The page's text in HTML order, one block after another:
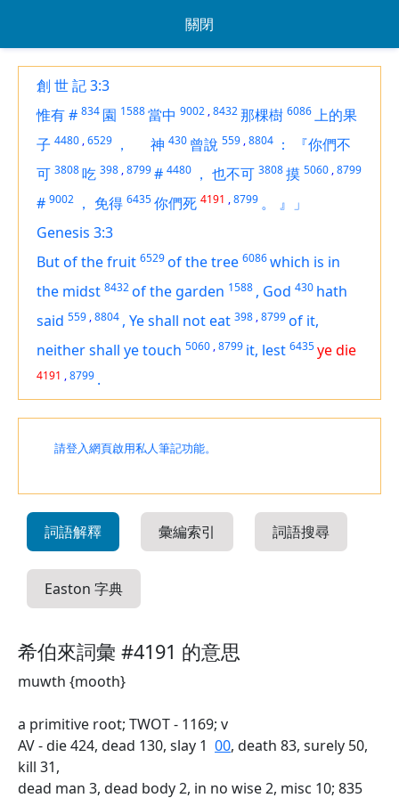
關閉
創 世 記 3:3
惟有# 834 園 1588當中 9002 ,8432那棵樹 6086上的果
子 4480 ,6529 ， 神 430 曾說 559 ,8804 ：
『你們不
可 3808吃 398 ,8799# 4480 ， 也不可 3808摸 5060 ,8799
# 9002 ， 免得 6435你們死 4191 ,8799 。
』」
Genesis 3:3
But of the fruit 6529of the tree 6086which is in
the midst 8432of the garden 1588 , God 430 hath
said 559 ,8804 , Ye shall not eat 398 ,8799of it,
neither shall ye touch 5060 ,8799 it, lest 6435ye die
4191 ,8799 .
請登入網頁啟用私人筆記功能。
詞語解釋 彙編索引 詞語搜尋
Easton 字典
希伯來詞彙 #4191 的意思
muwth {mooth}
a primitive root; TWOT - 1169; v
AV - die 424, dead 130, slay 1 00, death 83, surely 50,
kill 31,
dead man 3, dead body 2, in no wise 2, misc 10; 835